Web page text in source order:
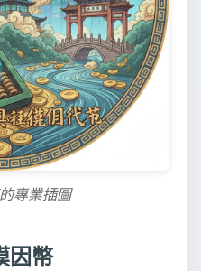
專業插圖
因幣